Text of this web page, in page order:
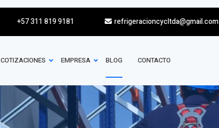
+57 311 819 9181 refrigeracioncycltda@gmail.com
COTIZACIONES EMPRESA BLOG CONTACTO